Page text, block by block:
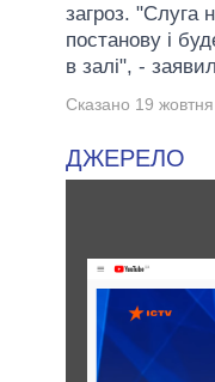
загроз. "Слуга
постанову і
в залі", -
Сказано 19
ДЖЕРЕЛО